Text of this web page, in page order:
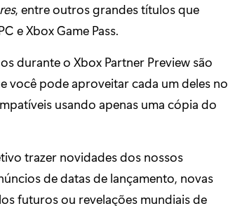
, entre outros grandes títulos que
e Xbox Game Pass.
durante o Xbox Partner Preview são
você pode aproveitar cada um deles no
usando apenas uma cópia do
trazer novidades dos nossos
de datas de lançamento, novas
futuros ou revelações mundiais de